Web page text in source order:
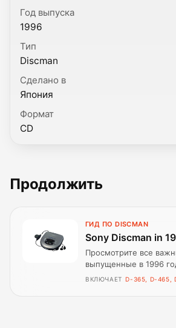
Год выпуска
1996
Тип
Discman
Сделано в
Япония
Формат
CD
Продолжить
ГИД ПО DISCMAN
Sony Discman in
Просмотрите все
выпущенные в 1996
ВКЛЮЧАЕТ D-365, D-465,